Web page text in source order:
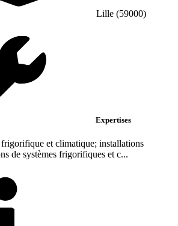
Lille (59000)
Expertises
et climatique; installations
de systèmes frigorifiques et c...